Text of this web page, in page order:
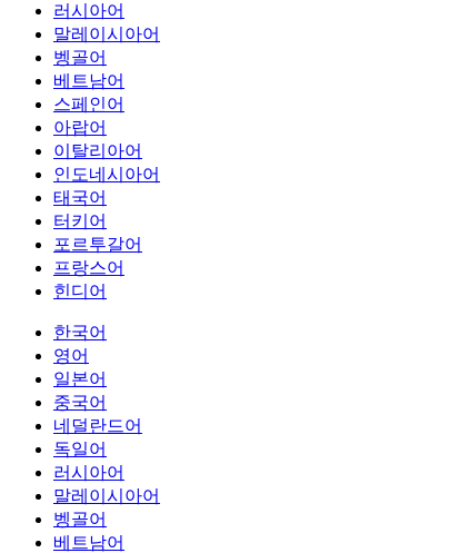
러시아어
말레이시아어
벵골어
베트남어
스페인어
아랍어
이탈리아어
인도네시아어
태국어
터키어
포르투갈어
프랑스어
힌디어
한국어
영어
일본어
중국어
네덜란드어
독일어
러시아어
말레이시아어
벵골어
베트남어